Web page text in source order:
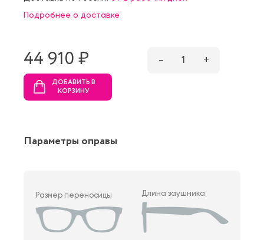
Подробнее о доставке
44 910 ₷ – 1 +
ДОБАВИТЬ В
КОРЗИНУ
Параметры оправы
Размер переносицы Длина заушника